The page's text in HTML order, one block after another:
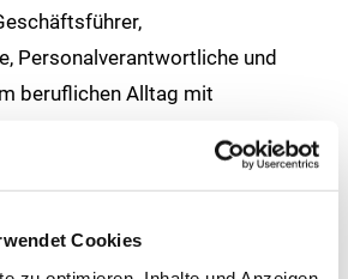
Cookies
Personalverantwortliche und
beruflichen Alltag mit